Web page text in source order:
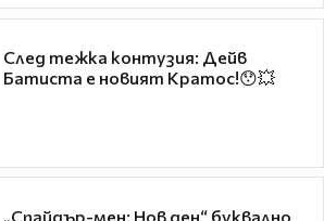
След тежка контузия: Дейв
Батиста е новият Кратос!😯💥
„Спайдър-мен: Нов ден“ буквално